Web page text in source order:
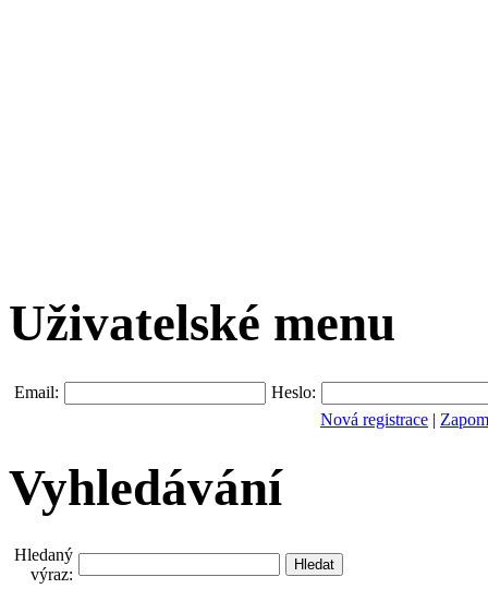
Uživatelské menu
Email:
Heslo:
Nová registrace |
Vyhledávání
Hledaný
výraz: